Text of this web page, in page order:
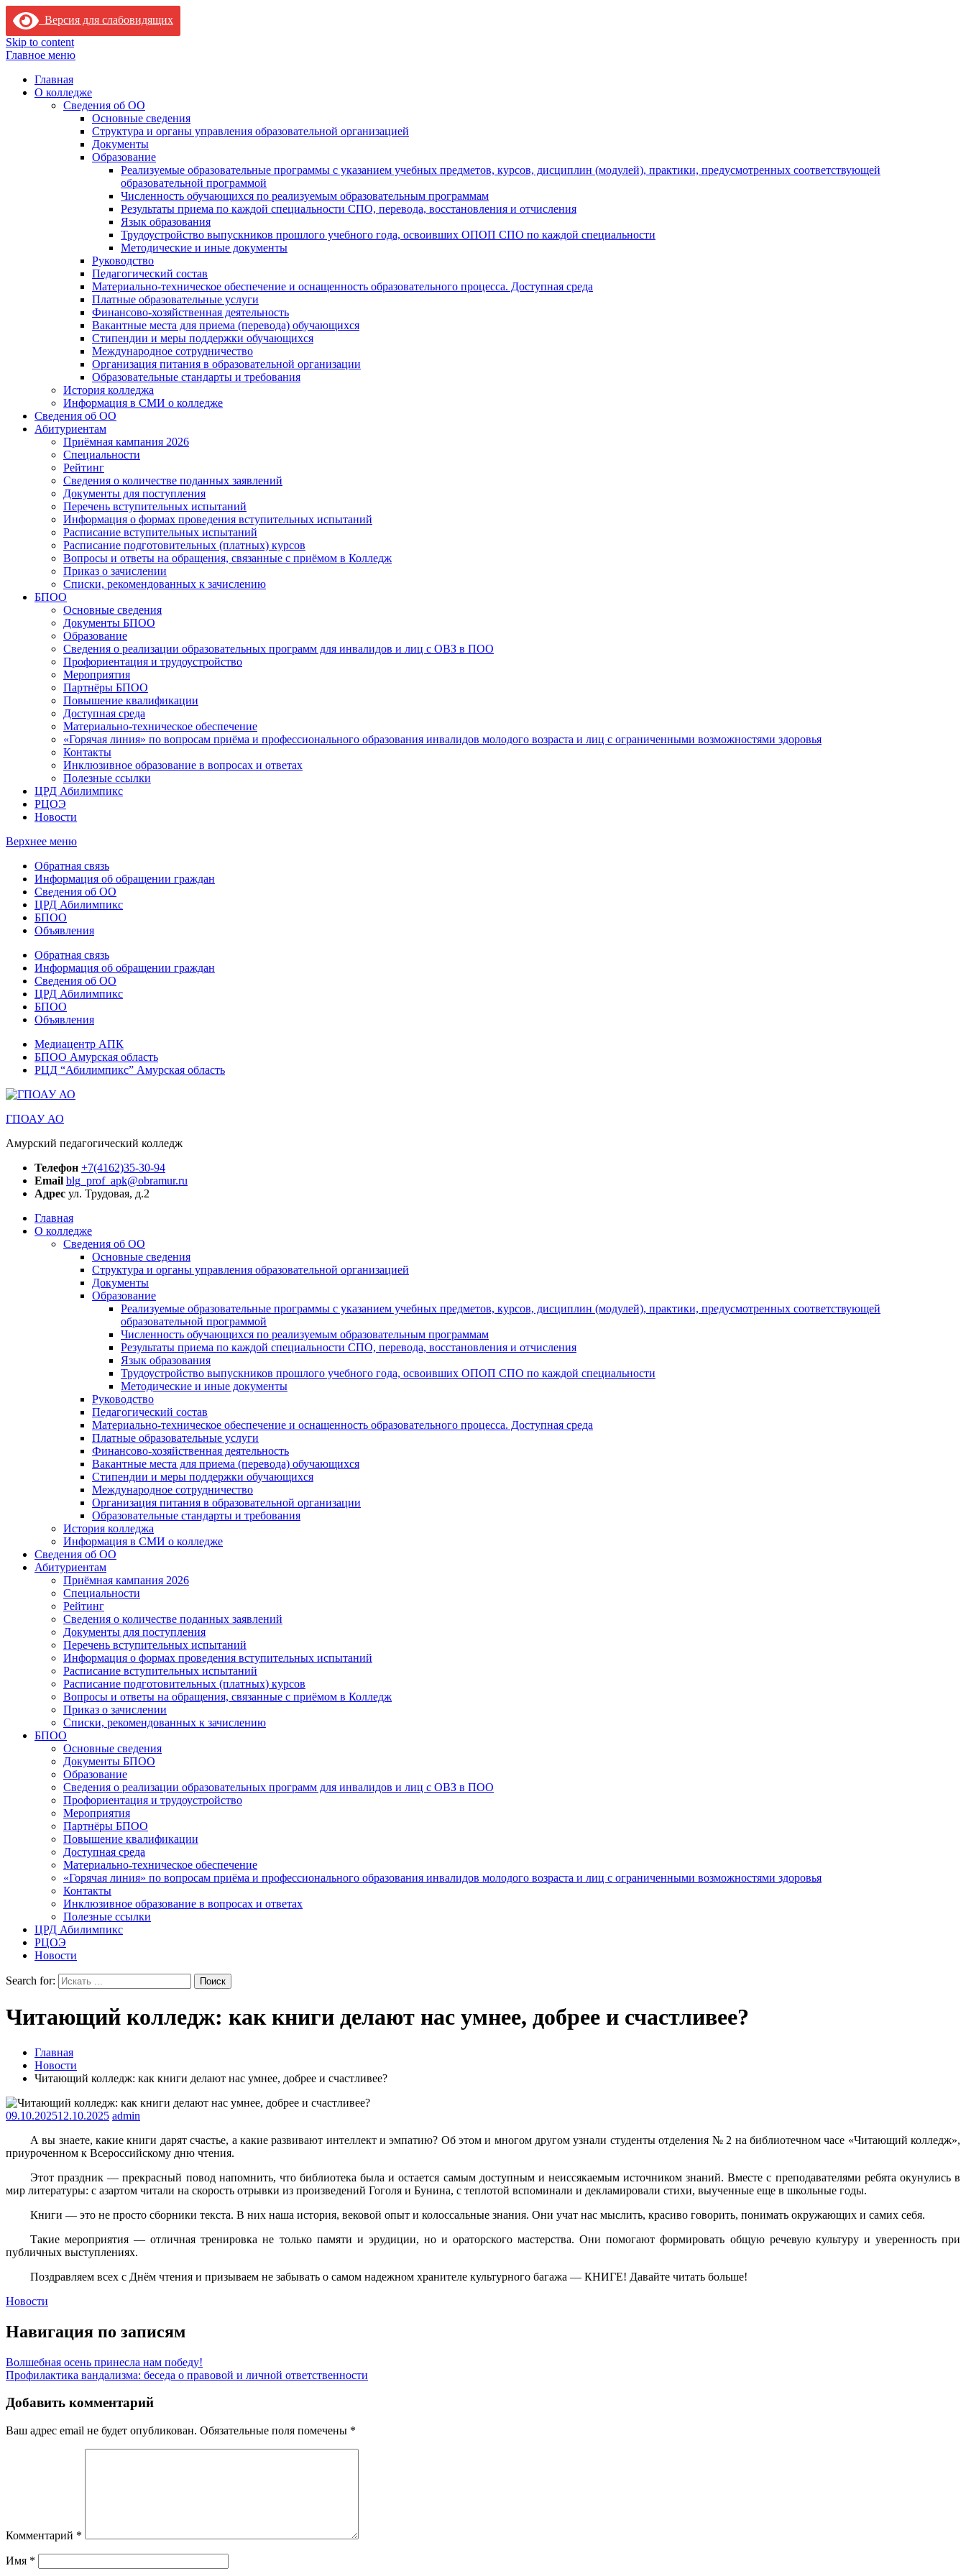
Версия для слабовидящих
Skip to content
Главное меню
Главная
О колледже
Сведения об ОО
Основные сведения
Структура и органы управления образовательной организацией
Документы
Образование
Реализуемые образовательные программы с указанием учебных предметов, курсов, дисциплин (модулей), практики, предусмотренных соответствующей
образовательной программой
Численность обучающихся по реализуемым образовательным программам
Результаты приема по каждой специальности СПО, перевода, восстановления и отчисления
Язык образования
Трудоустройство выпускников прошлого учебного года, освоивших ОПОП СПО по каждой специальности
Методические и иные документы
Руководство
Педагогический состав
Материально-техническое обеспечение и оснащенность образовательного процесса. Доступная среда
Платные образовательные услуги
Финансово-хозяйственная деятельность
Вакантные места для приема (перевода) обучающихся
Стипендии и меры поддержки обучающихся
Международное сотрудничество
Организация питания в образовательной организации
Образовательные стандарты и требования
История колледжа
Информация в СМИ о колледже
Сведения об ОО
Абитуриентам
Приёмная кампания 2026
Специальности
Рейтинг
Сведения о количестве поданных заявлений
Документы для поступления
Перечень вступительных испытаний
Информация о формах проведения вступительных испытаний
Расписание вступительных испытаний
Расписание подготовительных (платных) курсов
Вопросы и ответы на обращения, связанные с приёмом в Колледж
Приказ о зачислении
Списки, рекомендованных к зачислению
БПОО
Основные сведения
Документы БПОО
Образование
Сведения о реализации образовательных программ для инвалидов и лиц с ОВЗ в ПОО
Профориентация и трудоустройство
Мероприятия
Партнёры БПОО
Повышение квалификации
Доступная среда
Материально-техническое обеспечение
«Горячая линия» по вопросам приёма и профессионального образования инвалидов молодого возраста и лиц с ограниченными возможностями здоровья
Контакты
Инклюзивное образование в вопросах и ответах
Полезные ссылки
ЦРД Абилимпикс
РЦОЭ
Новости
Верхнее меню
Обратная связь
Информация об обращении граждан
Сведения об ОО
ЦРД Абилимпикс
БПОО
Объявления
Обратная связь
Информация об обращении граждан
Сведения об ОО
ЦРД Абилимпикс
БПОО
Объявления
Медиацентр АПК
БПОО Амурская область
РЦД “Абилимпикс” Амурская область
ГПОАУ АО
Амурский педагогический колледж
Телефон +7(4162)35-30-94
Email blg_prof_apk@obramur.ru
Адрес ул. Трудовая, д.2
Главная
О колледже
Сведения об ОО
Основные сведения
Структура и органы управления образовательной организацией
Документы
Образование
Реализуемые образовательные программы с указанием учебных предметов, курсов, дисциплин (модулей), практики, предусмотренных соответствующей
образовательной программой
Численность обучающихся по реализуемым образовательным программам
Результаты приема по каждой специальности СПО, перевода, восстановления и отчисления
Язык образования
Трудоустройство выпускников прошлого учебного года, освоивших ОПОП СПО по каждой специальности
Методические и иные документы
Руководство
Педагогический состав
Материально-техническое обеспечение и оснащенность образовательного процесса. Доступная среда
Платные образовательные услуги
Финансово-хозяйственная деятельность
Вакантные места для приема (перевода) обучающихся
Стипендии и меры поддержки обучающихся
Международное сотрудничество
Организация питания в образовательной организации
Образовательные стандарты и требования
История колледжа
Информация в СМИ о колледже
Сведения об ОО
Абитуриентам
Приёмная кампания 2026
Специальности
Рейтинг
Сведения о количестве поданных заявлений
Документы для поступления
Перечень вступительных испытаний
Информация о формах проведения вступительных испытаний
Расписание вступительных испытаний
Расписание подготовительных (платных) курсов
Вопросы и ответы на обращения, связанные с приёмом в Колледж
Приказ о зачислении
Списки, рекомендованных к зачислению
БПОО
Основные сведения
Документы БПОО
Образование
Сведения о реализации образовательных программ для инвалидов и лиц с ОВЗ в ПОО
Профориентация и трудоустройство
Мероприятия
Партнёры БПОО
Повышение квалификации
Доступная среда
Материально-техническое обеспечение
«Горячая линия» по вопросам приёма и профессионального образования инвалидов молодого возраста и лиц с ограниченными возможностями здоровья
Контакты
Инклюзивное образование в вопросах и ответах
Полезные ссылки
ЦРД Абилимпикс
РЦОЭ
Новости
Search for:
Читающий колледж: как книги делают нас умнее, добрее и счастливее?
Главная
Новости
Читающий колледж: как книги делают нас умнее, добрее и счастливее?
09.10.202512.10.2025 admin
А вы знаете, какие книги дарят счастье, а какие развивают интеллект и эмпатию? Об этом и многом другом узнали студенты отделения № 2 на библиотечном часе «Читающий колледж»,
приуроченном к Всероссийскому дню чтения.
Этот праздник — прекрасный повод напомнить, что библиотека была и остается самым доступным и неиссякаемым источником знаний. Вместе с преподавателями ребята окунулись в
мир литературы: с азартом читали на скорость отрывки из произведений Гоголя и Бунина, с теплотой вспоминали и декламировали стихи, выученные еще в школьные годы.
Книги — это не просто сборники текста. В них наша история, вековой опыт и колоссальные знания. Они учат нас мыслить, красиво говорить, понимать окружающих и самих себя.
Такие мероприятия — отличная тренировка не только памяти и эрудиции, но и ораторского мастерства. Они помогают формировать общую речевую культуру и уверенность при
публичных выступлениях.
Поздравляем всех с Днём чтения и призываем не забывать о самом надежном хранителе культурного багажа — КНИГЕ! Давайте читать больше!
Новости
Навигация по записям
Волшебная осень принесла нам победу!
Профилактика вандализма: беседа о правовой и личной ответственности
Добавить комментарий
Ваш адрес email не будет опубликован. Обязательные поля помечены *
Комментарий *
Имя *